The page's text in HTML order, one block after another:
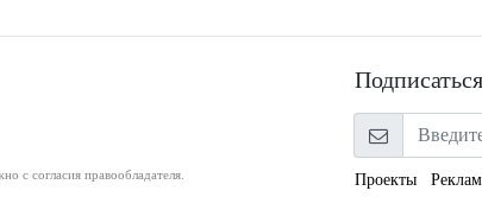
с согласия правообладателя.
Проекты